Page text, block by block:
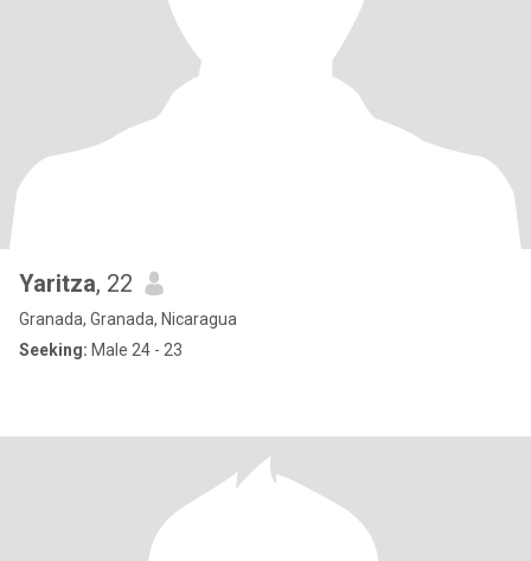
Yaritza, 22
Granada, Granada, Nicaragua
Seeking: Male 24 - 23